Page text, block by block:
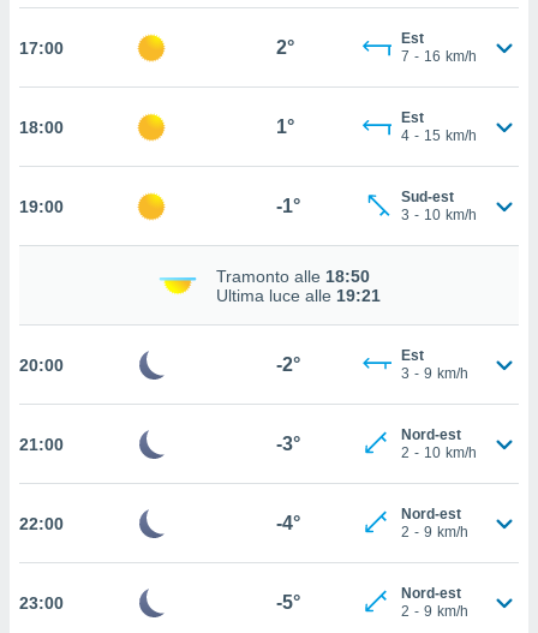
In
installati
per
o
potrai
non
17:00 2°
Est
7 - 16 km/h
18:00 1°
Est
4 - 15 km/h
19:00 -1°
Sud-est
3 - 10 km/h
Tramonto alle 18:50
Ultima luce alle 19:21
20:00 -2°
Est
3 - 9 km/h
21:00 -3°
Nord-est
2 - 10 km/h
22:00 -4°
Nord-est
2 - 9 km/h
23:00 -5°
Nord-est
2 - 9 km/h